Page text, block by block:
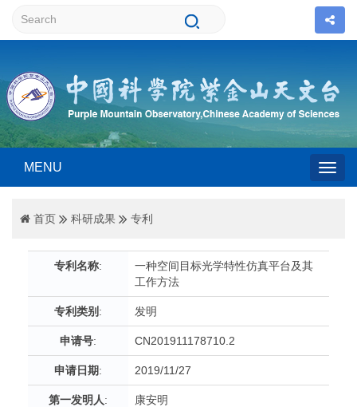
MENU
首页 科研成果 专利
专利名称:
一种空间目标光学特性仿真平台及其
工作方法
专利类别 : 发明
申请号: CN201911178710.2
申请日期: 2019/11/27
第一发明人: 康安明